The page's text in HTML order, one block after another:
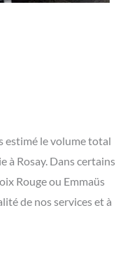
estimé le volume total
à Rosay. Dans certains
Rouge ou Emmaüs
de nos services et à